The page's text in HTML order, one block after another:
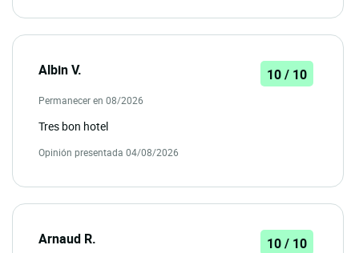
Albin V. 10 / 10
Permanecer en 08/2026
Tres bon hotel
Opinión presentada 04/08/2026
Arnaud R. 10 / 10